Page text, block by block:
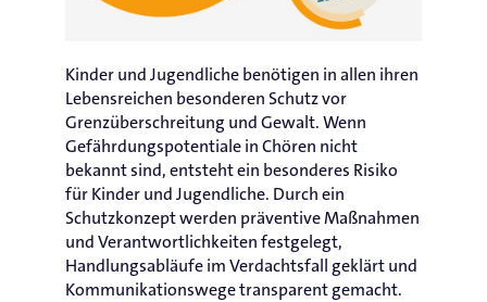
Kinder und Jugendliche benötigen in allen ihren
Lebensreichen besonderen Schutz vor
Grenzüberschreitung und Gewalt. Wenn
Gefährdungspotentiale in Chören nicht
bekannt sind, entsteht ein besonderes Risiko
für Kinder und Jugendliche. Durch ein
Schutzkonzept werden präventive Maßnahmen
und Verantwortlichkeiten festgelegt,
Handlungsabläufe im Verdachtsfall geklärt und
Kommunikationswege transparent gemacht.